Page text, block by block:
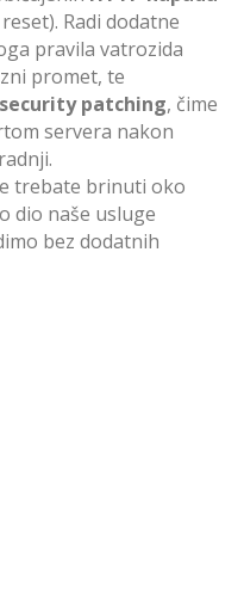
Radi dodatne
pravila vatrozida
promet, te
patching, čime
servera nakon
trebate brinuti oko
dio naše usluge
bez dodatnih